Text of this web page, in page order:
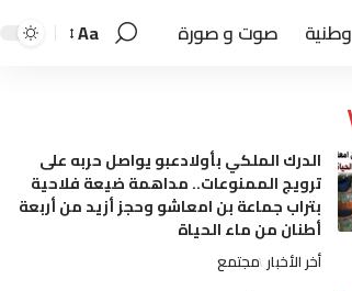
وطنية صوت و صورة Aa
الدرك الملكي بأولادعبو يواصل حربه على
ترويج الممنوعات.. مداهمة ضيعة فلاحية
بتراب جماعة بن امعاشو وحجز أزيد من أربعة
أطنان من ماء الحياة
أخر الأخبار مجتمع